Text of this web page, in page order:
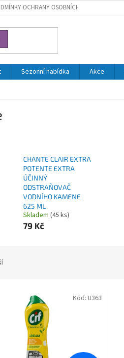
OCHRANY OSOBNÍCH ÚDAJŮ
Sezonní nabídka Akce
CHANTE CLAIR EXTRA
POTENTE EXTRA
ÚČINNÝ
ODSTRAŇOVAČ
VODNÍHO KAMENE
625 ML
Skladem (45 ks)
79 Kč
Kód: U363